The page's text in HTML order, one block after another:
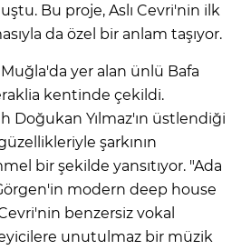
Bu proje, Aslı Cevri'nin ilk
da özel bir anlam taşıyor.
Muğla'da yer alan ünlü Bafa
kentinde çekildi.
Doğukan Yılmaz'ın üstlendiği
şarkının
bir şekilde yansıtıyor. "Ada
modern deep house
benzersiz vokal
unutulmaz bir müzik